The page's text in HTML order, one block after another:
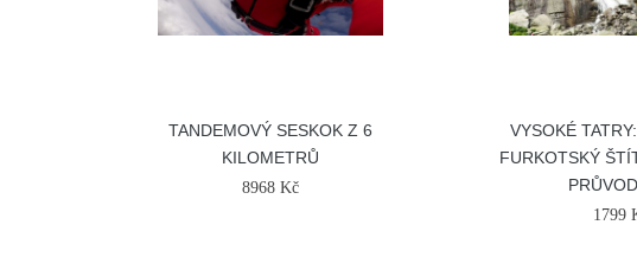
TANDEMOVÝ SESKOK Z 6
KILOMETRŮ
8968 Kč
VYSOKÉ
FURKOTSKÝ
1799